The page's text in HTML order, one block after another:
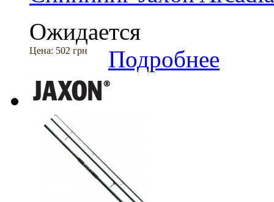
Ожидается
Цена: 502 грн Подробнее